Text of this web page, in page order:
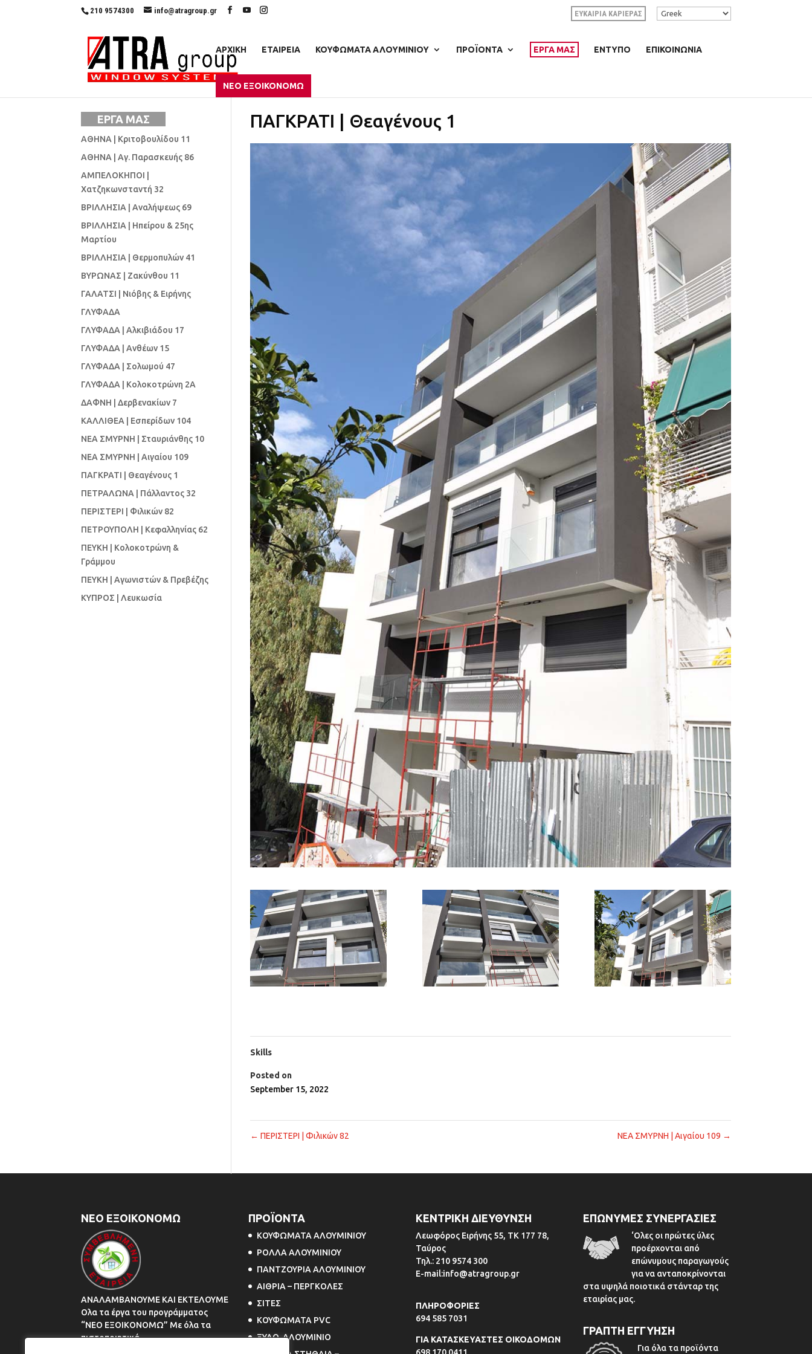
210 9574300 info@atragroup.gr ΕΥΚΑΙΡΙΑ ΚΑΡΙΕΡΑΣ
ΑΡΧΙΚΗ ΕΤΑΙΡΕΙΑ ΚΟΥΦΩΜΑΤΑ ΑΛΟΥΜΙΝΙΟΥ ΠΡΟΪΟΝΤΑ ΕΡΓΑ ΜΑΣ ΕΝΤΥΠΟ ΕΠΙΚΟΙΝΩΝΙΑ
ΝΕΟ ΕΞΟΙΚΟΝΟΜΩ
ΠΑΓΚΡΑΤΙ | Θεαγένους 1
Skills
Posted on
September 15, 2022
← ΠΕΡΙΣΤΕΡΙ | Φιλικών 82 ΝΕΑ ΣΜΥΡΝΗ | Αιγαίου 109 →
ΕΡΓΑ ΜΑΣ
ΑΘΗΝΑ | Κριτοβουλίδου 11
ΑΘΗΝΑ | Αγ. Παρασκευής 86
ΑΜΠΕΛΟΚΗΠΟΙ |
Χατζηκωνσταντή 32
ΒΡΙΛΛΗΣΙΑ | Αναλήψεως 69
ΒΡΙΛΛΗΣΙΑ | Ηπείρου & 25ης
Μαρτίου
ΒΡΙΛΛΗΣΙΑ | Θερμοπυλών 41
ΒΥΡΩΝΑΣ | Ζακύνθου 11
ΓΑΛΑΤΣΙ | Νιόβης & Ειρήνης
ΓΛΥΦΑΔΑ
ΓΛΥΦΑΔΑ | Αλκιβιάδου 17
ΓΛΥΦΑΔΑ | Ανθέων 15
ΓΛΥΦΑΔΑ | Σολωμού 47
ΓΛΥΦΑΔΑ | Κολοκοτρώνη 2Α
ΔΑΦΝΗ | Δερβενακίων 7
ΚΑΛΛΙΘΕΑ | Εσπερίδων 104
ΝΕΑ ΣΜΥΡΝΗ | Σταυριάνθης 10
ΝΕΑ ΣΜΥΡΝΗ | Αιγαίου 109
ΠΑΓΚΡΑΤΙ | Θεαγένους 1
ΠΕΤΡΑΛΩΝΑ | Πάλλαντος 32
ΠΕΡΙΣΤΕΡΙ | Φιλικών 82
ΠΕΤΡΟΥΠΟΛΗ | Κεφαλληνίας 62
ΠΕΥΚΗ | Κολοκοτρώνη &
Γράμμου
ΠΕΥΚΗ | Αγωνιστών & Πρεβέζης
ΚΥΠΡΟΣ | Λευκωσία
ΝΕΟ ΕΞΟΙΚΟΝΟΜΩ
ΑΝΑΛΑΜΒΑΝΟΥΜΕ ΚΑΙ ΕΚΤΕΛΟΥΜΕ
Ολα τα έργα του προγράμματος
“ΝΕΟ ΕΞΟΙΚΟΝΟΜΩ” Με όλα τα
πιστοποιητικά.
ΠΡΟΪΟΝΤΑ
ΚΟΥΦΩΜΑΤΑ ΑΛΟΥΜΙΝΙΟΥ
ΡΟΛΛΑ ΑΛΟΥΜΙΝΙΟΥ
ΠΑΝΤΖΟΥΡΙΑ ΑΛΟΥΜΙΝΙΟΥ
ΑΙΘΡΙΑ – ΠΕΡΓΚΟΛΕΣ
ΣΙΤΕΣ
ΚΟΥΦΩΜΑΤΑ PVC
ΞΥΛΟ-ΑΛΟΥΜΙΝΙΟ
ΚΕΝΤΡΙΚΗ ΔΙΕΥΘΥΝΣΗ
Λεωφόρος Ειρήνης 55, ΤΚ 177 78,
Ταύρος
Τηλ.: 210 9574 300
E-mail:info@atragroup.gr
ΠΛΗΡΟΦΟΡΙΕΣ
694 585 7031
ΓΙΑ ΚΑΤΑΣΚΕΥΑΣΤΕΣ ΟΙΚΟΔΟΜΩΝ
ΕΠΩΝΥΜΕΣ ΣΥΝΕΡΓΑΣΙΕΣ
‘Ολες οι πρώτες ύλες
προέρχονται από
επώνυμους παραγωγούς
για να ανταποκρίνονται
στα υψηλά ποιοτικά στάνταρ της
εταιρίας μας.
ΓΡΑΠΤΗ ΕΓΓΥΗΣΗ
Για όλα τα προϊόντα